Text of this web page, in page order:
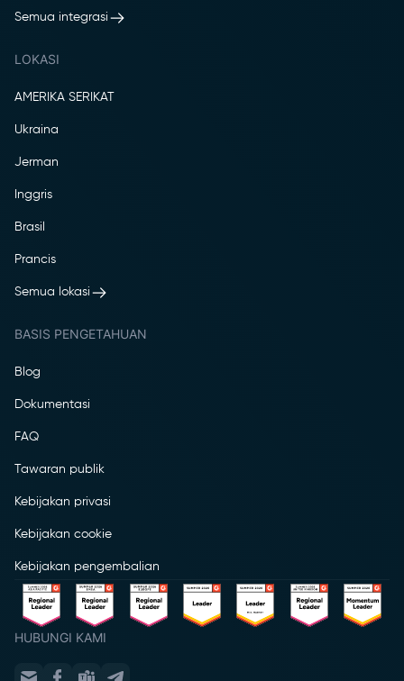
Semua integrasi
LOKASI
AMERIKA SERIKAT
Ukraina
Jerman
Inggris
Brasil
Prancis
Semua lokasi
BASIS PENGETAHUAN
Blog
Dokumentasi
FAQ
Tawaran publik
Kebijakan privasi
Kebijakan cookie
Kebijakan pengembalian
HUBUNGI KAMI